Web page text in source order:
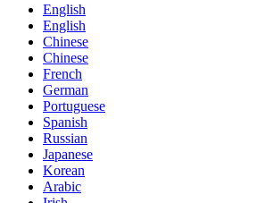
English
English
Chinese
Chinese
French
German
Portuguese
Spanish
Russian
Japanese
Korean
Arabic